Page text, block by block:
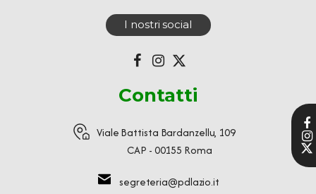
I nostri social
Contatti
Viale Battista Bardanzellu, 109
CAP - 00155 Roma
segreteria@pdlazio.it